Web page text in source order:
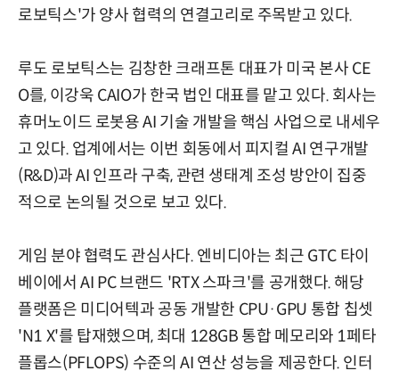
로보틱스'가 양사 협력의 연결고리로 주목받고 있다.
루도 로보틱스는 김창한 크래프톤 대표가 미국 본사 CE
O를, 이강욱 CAIO가 한국 법인 대표를 맡고 있다. 회사는
휴머노이드 로봇용 AI 기술 개발을 핵심 사업으로 내세우
고 있다. 업계에서는 이번 회동에서 피지컬 AI 연구개발
(R&D)과 AI 인프라 구축, 관련 생태계 조성 방안이 집중
적으로 논의될 것으로 보고 있다.
게임 분야 협력도 관심사다. 엔비디아는 최근 GTC 타이
베이에서 AI PC 브랜드 'RTX 스파크'를 공개했다. 해당
플랫폼은 미디어텍과 공동 개발한 CPU·GPU 통합 칩셋
'N1 X'를 탑재했으며, 최대 128GB 통합 메모리와 1페타
플롭스(PFLOPS) 수준의 AI 연산 성능을 제공한다. 인터